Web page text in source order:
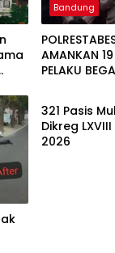
Bandung
AMANKAN
PELAKU
Bandung
321 Pasis
Dikreg
2026